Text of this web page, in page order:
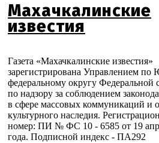
Махачкалинские
известия
Газета «Махачкалинские известия»
зарегистрирована Управлением
федеральному округу Федеральной
по надзору за соблюдением
в сфере массовых коммуникаций и
культурного наследия.
номер: ПИ № ФС 10 - 6585 от 19
года. Подписной индекс - ПА292